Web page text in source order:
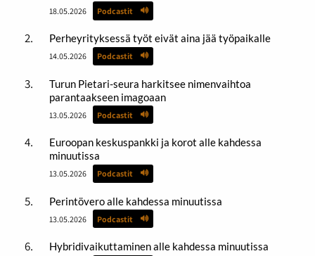
18.05.2026 Podcastit
Perheyrityksessä työt eivät aina jää työpaikalle
14.05.2026 Podcastit
Turun Pietari-seura harkitsee nimenvaihtoa
parantaakseen imagoaan
13.05.2026 Podcastit
Euroopan keskuspankki ja korot alle kahdessa
minuutissa
13.05.2026 Podcastit
Perintövero alle kahdessa minuutissa
13.05.2026 Podcastit
Hybridivaikuttaminen alle kahdessa minuutissa